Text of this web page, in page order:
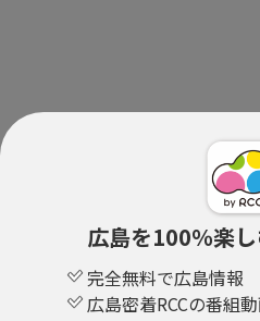
広島を100％楽
完全無料で広島情報
広島密着RCCの番組